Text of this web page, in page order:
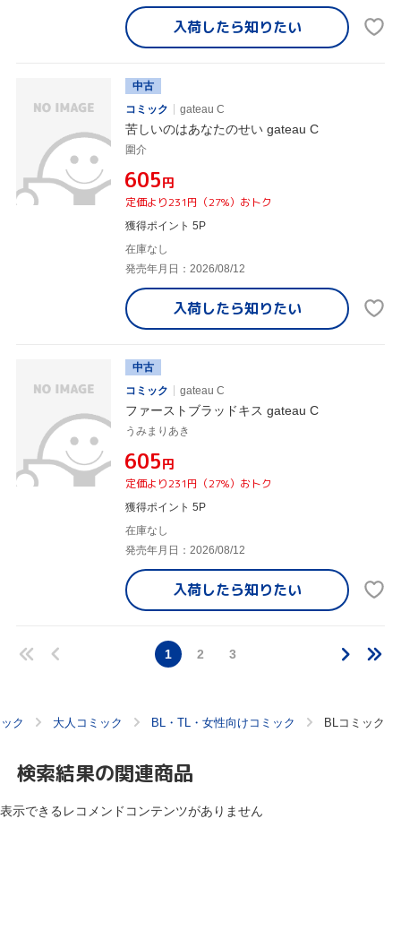
入荷したら知りたい
中古
コミック
gateau C
苦しいのはあなたのせい gateau C
圍介
¥605円
定価より231円（27%）おトク
獲得ポイント 5P
在庫なし
発売年月日：2026/08/12
入荷したら知りたい
中古
コミック
gateau C
ファーストブラッドキス gateau C
うみまりあき
¥605円
定価より231円（27%）おトク
獲得ポイント 5P
在庫なし
発売年月日：2026/08/12
入荷したら知りたい
1 2 3
ク 大人コミック BL・TL・女性向けコミック BLコミック
検索結果の関連商品
表示できるレコメンドコンテンツがありません